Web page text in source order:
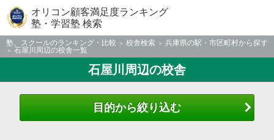
オリコン顧客満足度ランキング
塾・学習塾 検索
塾、スクールのランキング・比較 校舎検索
兵庫県の駅・市区町村から探す
石屋川周辺の校舎一覧
石屋川周辺の校舎
目的から絞り込む